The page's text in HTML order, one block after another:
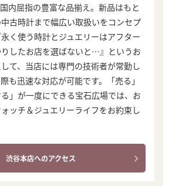
内屈指の豊富な品揃え。新品はもと
古時計まで幅広い取扱いをコンセプ
く使う時計とジュエリーはアフター
したお店を選ばないと…』というお
て、当店には専門の技術者が常勤し
も迅速な対応が可能です。「売る」
る」が一度にできる宝石広場では、お
ッチ＆ジュエリーライフをお約束し
渋谷本店へのアクセス